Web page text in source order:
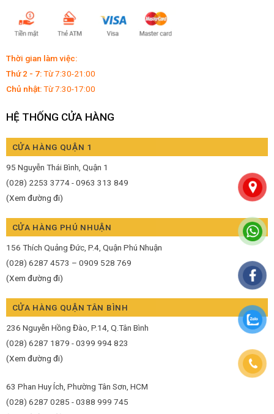
Thời gian làm việc:
Thứ 2 - 7:Từ 7:30-21:00
Chủ nhật:Từ 7:30-17:00
HỆ THỐNG CỬA HÀNG
CỬA HÀNG QUẬN 1
95 Nguyễn Thái Bình, Quận 1
(028) 2253 3774 - 0963 313 849
(Xem đường đi)
CỬA HÀNG PHÚ NHUẬN
156 Thích Quảng Đức, P.4, Quận Phú Nhuận
(028) 6287 4573 – 0909 528 769
(Xem đường đi)
CỬA HÀNG QUẬN TÂN BÌNH
236 Nguyễn Hồng Đào, P.14, Q.Tân Bình
(028) 6287 1879 - 0399 994 823
(Xem đường đi)
63 Phan Huy Ích, Phường Tân Sơn, HCM
(028) 6287 0285 - 0388 999 745